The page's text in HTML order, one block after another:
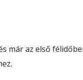
már az első